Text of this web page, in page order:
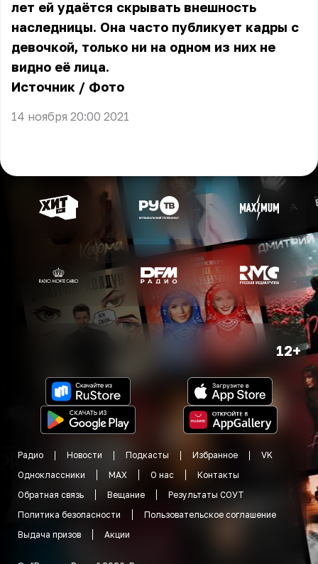
лет ей удаётся скрывать внешность
наследницы. Она часто публикует кадры с
девочкой, только ни на одном из них не
видно её лица.
Источник / Фото
14 ноября 20:00 2021
12+
Радио Новости Подкасты Избранное
VK
Одноклассники
MAX О нас
Контакты
Обратная связь
Вещание
Результаты СОУТ
Политика безопасности
Пользовательское соглашение
Выдача призов
Акции